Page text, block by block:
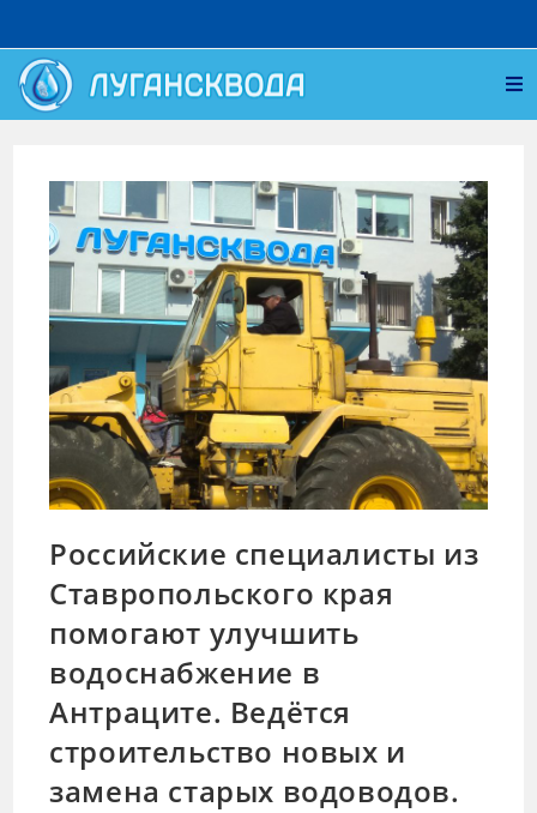
Российские специалисты из
Ставропольского края
помогают улучшить
водоснабжение в
Антраците. Ведётся
строительство новых и
замена старых водоводов.